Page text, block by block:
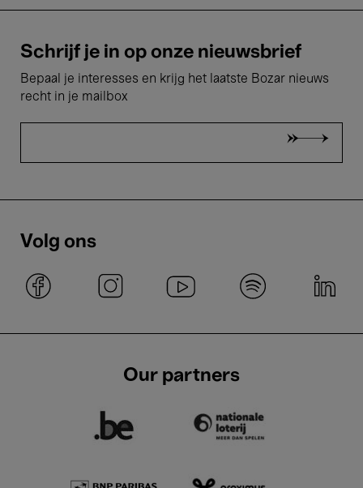
Schrijf je in op onze nieuwsbrief
Bepaal je interesses en krijg het laatste Bozar nieuws
recht in je mailbox
Volg ons
Our partners